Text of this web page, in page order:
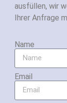
ausfüllen, wir
Ihrer Anfrage
Name
Email